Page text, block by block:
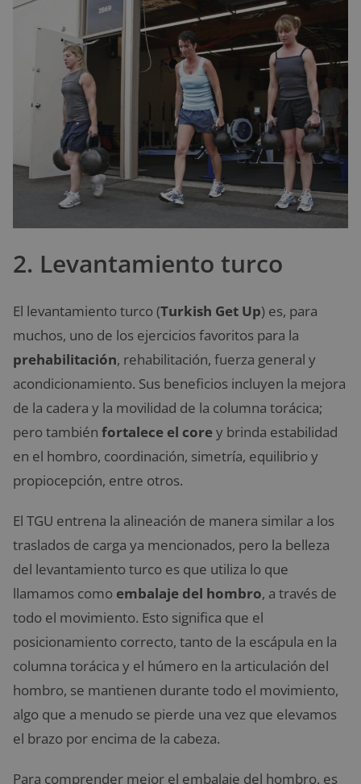
2. Levantamiento turco
El levantamiento turco (Turkish Get Up) es, para
muchos, uno de los ejercicios favoritos para la
prehabilitación, rehabilitación, fuerza general y
acondicionamiento. Sus beneficios incluyen la mejora
de la cadera y la movilidad de la columna torácica;
pero también fortalece el corey brinda estabilidad
en el hombro, coordinación, simetría, equilibrio y
propiocepción, entre otros.
El TGU entrena la alineación de manera similar a los
traslados de carga ya mencionados, pero la belleza
del levantamiento turco es que utiliza lo que
llamamos como embalaje del hombro, a través de
todo el movimiento. Esto significa que el
posicionamiento correcto, tanto de la escápula en la
columna torácica y el húmero en la articulación del
hombro, se mantienen durante todo el movimiento,
algo que a menudo se pierde una vez que elevamos
el brazo por encima de la cabeza.
Para comprender mejor el embalaje del hombro, es